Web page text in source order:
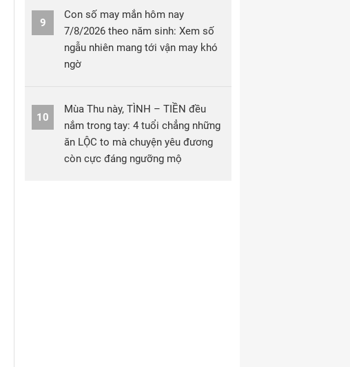
9
Con số may mắn hôm nay
7/8/2026 theo năm sinh: Xem số
ngẫu nhiên mang tới vận may khó
ngờ
10
Mùa Thu này, TÌNH – TIỀN đều
nắm trong tay: 4 tuổi chẳng những
ăn LỘC to mà chuyện yêu đương
còn cực đáng ngưỡng mộ